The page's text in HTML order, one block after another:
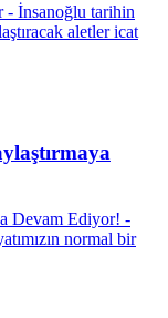
- İnsanoğlu tarihin
aletler icat
Devam Ediyor! -
normal bir